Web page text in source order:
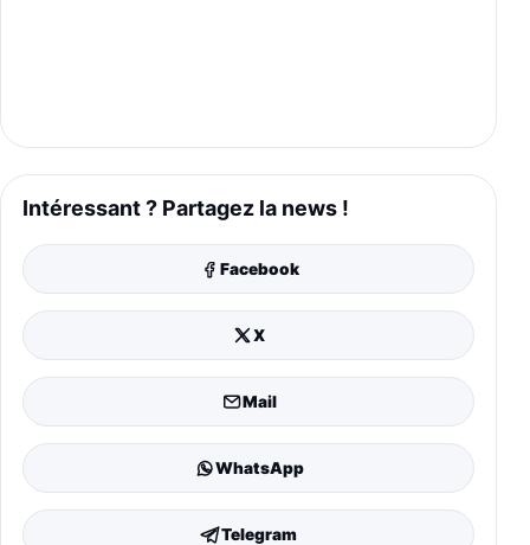
Intéressant ? Partagez la news !
Facebook
X
Mail
WhatsApp
Telegram